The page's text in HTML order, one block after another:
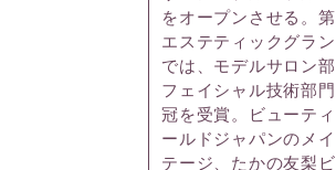
をオープンさせる。
エステティックグラン
では、モデルサロン部
フェイシャル技術部
冠を受賞。ビューテ
ールドジャパンのメ
テージ、たかの友梨